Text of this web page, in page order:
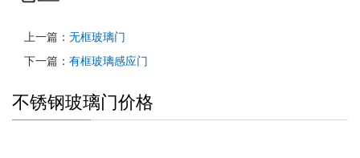
上一篇： 无框玻璃门
下一篇： 有框玻璃感应门
不锈钢玻璃门价格